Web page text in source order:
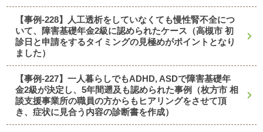
【事例-228】人工透析をしていなくても慢性腎不全につ
いて、障害基礎年金2級に認められたケース（高槻市 初
診日と申請をするタイミングの見極めがポイントとなり
ました）
【事例-227】一人暮らしでもADHD, ASDで障害基礎年
金2級が決定し、5年間遡及も認められた事例（枚方市 相
談支援事業所の職員の方からもヒアリングをさせて頂
き、症状に見合う内容の診断書を作成）